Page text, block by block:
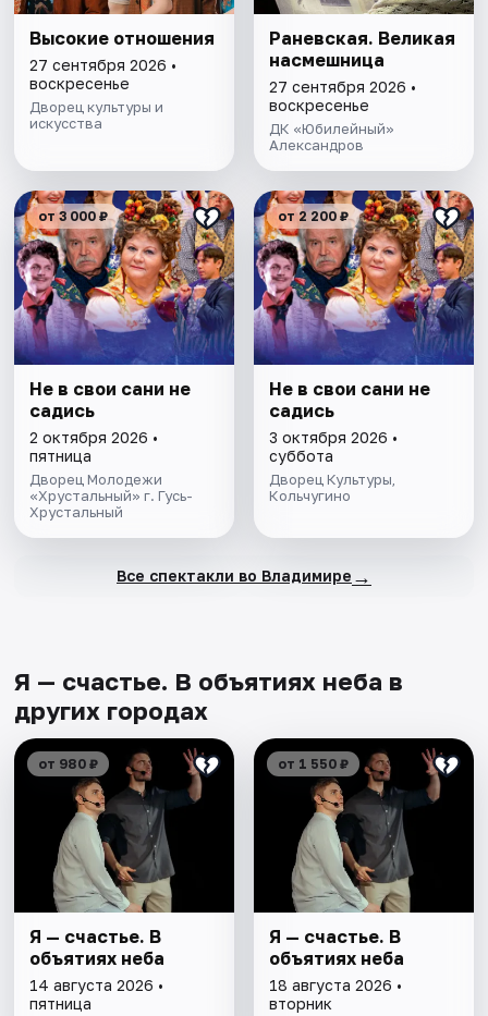
Высокие отношения
27 сентября 2026 •
воскресенье
Дворец культуры и
искусства
Раневская. Великая
насмешница
27 сентября 2026 •
воскресенье
ДК «Юбилейный»
Александров
от 3 000 ₽
Не в свои сани не
садись
2 октября 2026 •
пятница
Дворец Молодежи
«Хрустальный» г. Гусь-
Хрустальный
от 2 200 ₽
Не в свои сани не
садись
3 октября 2026 •
суббота
Дворец Культуры,
Кольчугино
Все спектакли во Владимире →
Я — счастье. В объятиях неба в
других городах
от 980 ₽
Я — счастье. В
объятиях неба
14 августа 2026 •
пятница
от 1 550 ₽
Я — счастье. В
объятиях неба
18 августа 2026 •
вторник